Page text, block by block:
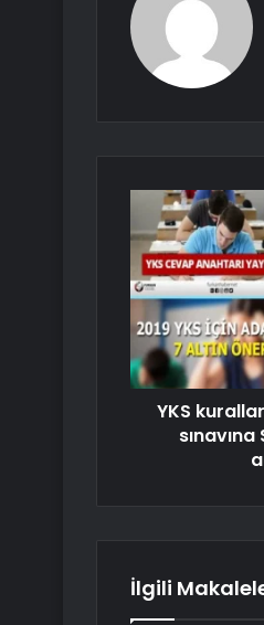
YKS
İlgili